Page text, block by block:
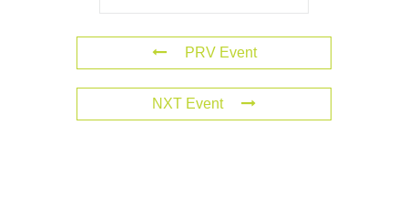
PRV Event
NXT Event